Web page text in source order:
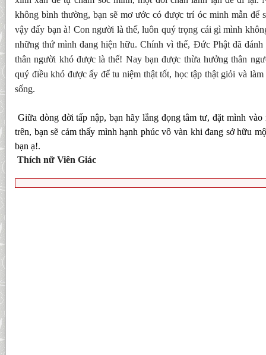
không bình thường, bạn sẽ mơ ước có được trí óc minh mẫn để
vậy đấy bạn à! Con người là thế, luôn quý trọng cái gì mình
những thứ mình đang hiện hữu. Chính vì thế, Đức Phật đã đánh
thân người khó được là thế! Nay bạn được thừa hưởng thân
quý điều khó được ấy để tu niệm thật tốt, học tập thật giỏi và
sống.
Giữa dòng đời tấp nập, bạn hãy lắng đọng tâm tư, đặt mình
trên, bạn sẽ cảm thấy mình hạnh phúc vô vàn khi đang sở hữu
bạn ạ!.
Thích nữ Viên Giác